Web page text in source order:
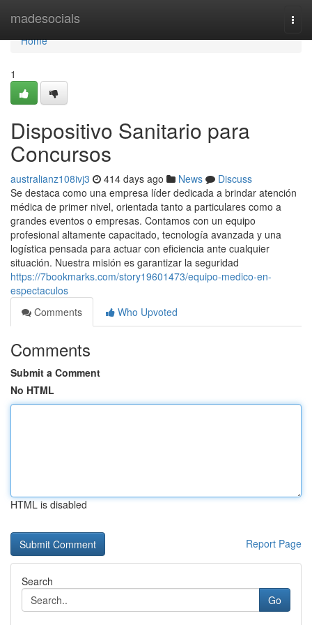
madesocials
Home
Home
1
Dispositivo Sanitario para
Concursos
australianz108ivj3 414 days ago News
Discuss
Se destaca como una empresa líder dedicada a brindar atención
médica de primer nivel, orientada tanto a particulares como a
grandes eventos o empresas. Contamos con un equipo
profesional altamente capacitado, tecnología avanzada y una
logística pensada para actuar con eficiencia ante cualquier
situación. Nuestra misión es garantizar la seguridad
https://7bookmarks.com/story19601473/equipo-medico-en-
espectaculos
Comments
Who Upvoted
Comments
Submit a Comment
No HTML
HTML is disabled
Report Page
Search
Go